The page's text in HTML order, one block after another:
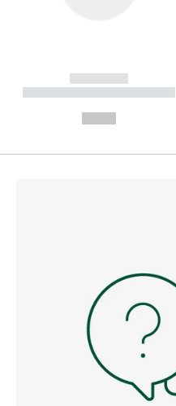
------------
----------- ----------- --------